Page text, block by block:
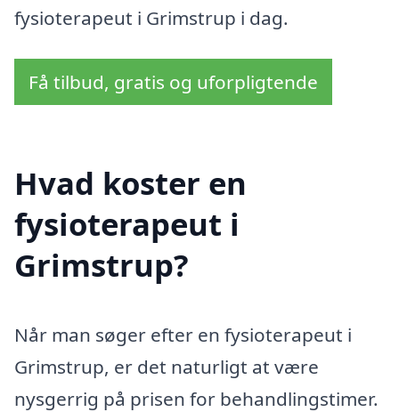
fysioterapeut i Grimstrup i dag.
Få tilbud, gratis og uforpligtende
Hvad koster en
fysioterapeut i
Grimstrup?
Når man søger efter en fysioterapeut i
Grimstrup, er det naturligt at være
nysgerrig på prisen for behandlingstimer.